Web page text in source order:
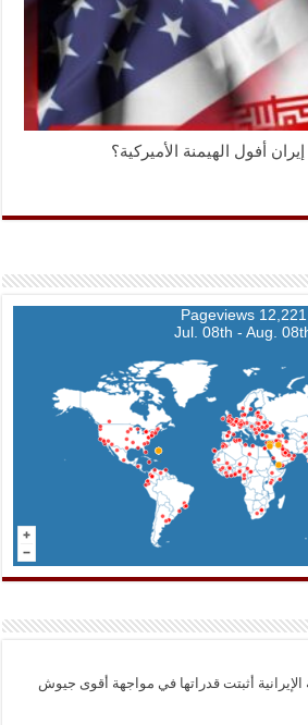
أفول الهيمنة الأميركية؟
12,221 Pageviews
Jul. 08th - Aug.
أثبتت قدراتها في مواجهة أقوى جيوش